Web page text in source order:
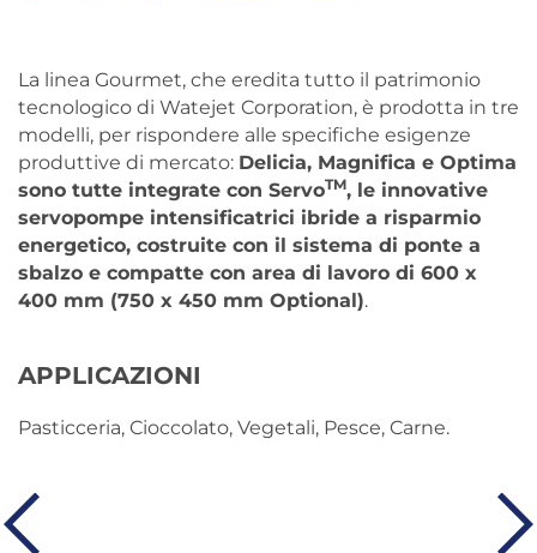
La linea Gourmet, che eredita tutto il patrimonio
tecnologico di Watejet Corporation, è prodotta in tre
modelli, per rispondere alle specifiche esigenze
produttive di mercato: Delicia, Magnifica e Optima
sono tutte integrate con ServoTM, le innovative
servopompe intensificatrici ibride a risparmio
energetico, costruite con il sistema di ponte a
sbalzo e compatte con area di lavoro di 600 x
400 mm (750 x 450 mm Optional).
APPLICAZIONI
Pasticceria, Cioccolato, Vegetali, Pesce, Carne.